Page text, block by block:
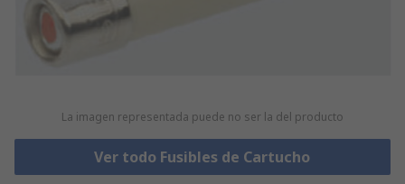
La imagen representada puede no ser la del producto
Ver todo Fusibles de Cartucho